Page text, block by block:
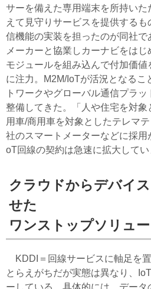
サーを備えた専用端末を所持い
えて見守りサービスを提供する
信機能の実装を担ったのが同社
メーカーと協業しカーナビをは
モジュールを組み込んで付加価
に注力。M2M/IoTが活況となるこ
トワークやグローバル通信プラ
整備してきた。「人や住宅を対
用車/商用車を対象としたテレマ
社のスマートメーターなどに採用
oT回線の契約は急速に拡大してい
クラウドからデバイ
せた
ワンストップソリュ
KDDI＝回線サービスに軸足を
とらえがちだが実態は異なり、
ーしている。具体的には、デー